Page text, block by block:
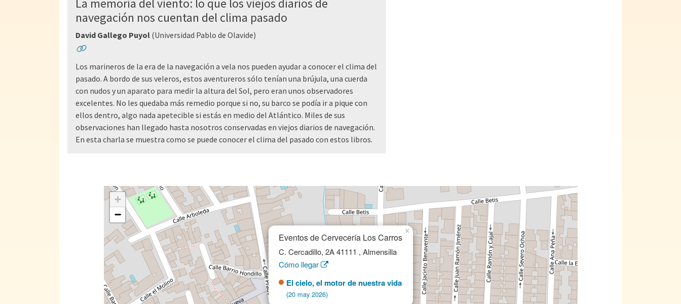
La memoria del viento: lo que los viejos diarios de
navegación nos cuentan del clima pasado
David Gallego Puyol (Universidad Pablo de Olavide)
Los marineros de la era de la navegación a vela nos pueden ayudar a conocer el clima del
pasado. A bordo de sus veleros, estos aventureros sólo tenían una brújula, una cuerda
con nudos y un aparato para medir la altura del Sol, pero eran unos observadores
excelentes. No les quedaba más remedio porque si no, su barco se podía ir a pique con
ellos dentro, algo nada apetecible si estás en medio del Atlántico. Miles de sus
observaciones han llegado hasta nosotros conservadas en viejos diarios de navegación.
En esta charla se muestra como se puede conocer el clima del pasado con estos libros.
Eventos de Cervecería Los Carros
C. Cercadillo, 2A 41111 , Almensilla
Cómo llegar
El cielo, el motor de nuestra vida
(20 may 2026)
×
+
−